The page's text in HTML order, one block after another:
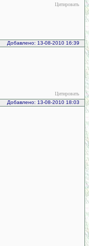
Цитировать
Добавлено: 13-08-2010 16:39
Цитировать
Добавлено: 13-08-2010 18:03